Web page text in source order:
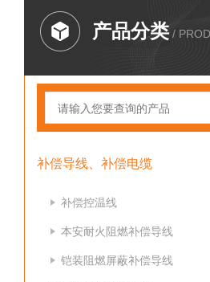
产品分类 /
补偿导线、补偿电缆
补偿控温线
本安耐火阻燃补偿导线
铠装阻燃屏蔽补偿导线